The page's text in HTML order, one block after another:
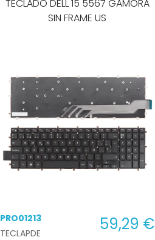
TECLADO DELL 15 5567 GAMORA
SIN FRAME US
PRO01213
TECLAPDE
59,29 €